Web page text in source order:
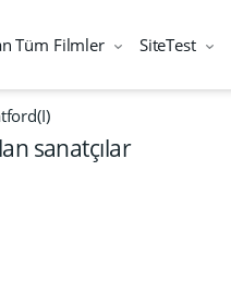
Tüm Filmler SiteTest
sanatçılar